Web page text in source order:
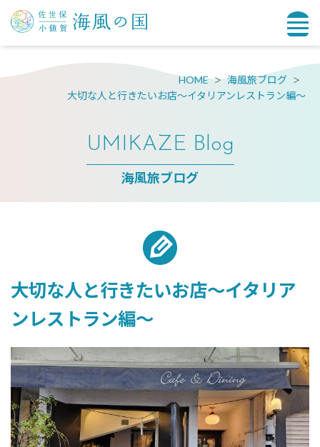
HOME
海風旅ブログ
大切な人と行きたいお店～イタリアンレストラン編～
UMIKAZE Blog
海風旅ブログ
大切な人と行きたいお店～イタリア
ンレストラン編～